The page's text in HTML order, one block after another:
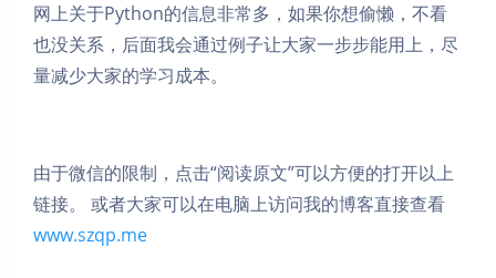
网上关于Python的信息非常多，如果你想偷懒，不看
也没关系，后面我会通过例子让大家一步步能用上，尽
量减少大家的学习成本。
由于微信的限制，点击“阅读原文”可以方便的打开以上
链接。​ 或者大家可以在电脑上访问我的博客直接查看
www.szqp.me